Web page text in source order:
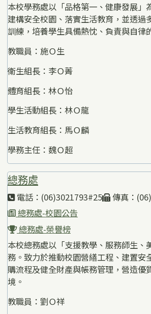
本校學務處以「品格第一、健康發展」
建構安全校園、落實生活教育，並透過
訓練，培養學生具備熱忱、負責與自律
教職員：施Ｏ生
衛生組長：李Ｏ菁
體育組長：林Ｏ怡
學生活動組長：林Ｏ龍
生活教育組長：馬Ｏ麟
學務主任：魏Ｏ超
總務處
電話：(06)3021793#25
傳真：
總務處-校園公告
總務處-榮譽榜
本校總務處以「支援教學、服務師生、
務。致力於推動校園營繕工程、建置安
購流程及健全財產與帳務管理，營造優
境。
教職員：劉Ｏ祥